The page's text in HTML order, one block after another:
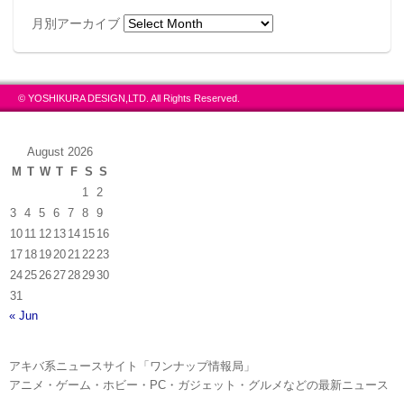
月別アーカイブ
© YOSHIKURA DESIGN,LTD. All Rights Reserved.
August 2026
M T W T F S S
1
2
3
4 5 6 7 8
9
10 11 12 13 14 15 16
17 18 19 20 21 22 23
24 25 26 27 28 2930
31
« Jun
アキバ系ニュースサイト「ワンナップ情報局」
アニメ・ゲーム・ホビー・PC・ガジェット・グルメなどの最新ニュース